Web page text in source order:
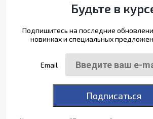
Будьте в
Подпишитесь на последние
новинках и специальных
Email
Подписаться